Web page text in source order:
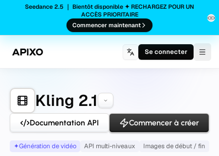
Seedance 2.5 ｜ Bientôt disponible ✦ RECHARGEZ POUR UN
ACCÈS PRIORITAIRE
Commencer maintenant
Se connecter
Kling 2.1
Documentation API Commencer à créer
✦Génération de vidéo API multi-niveaux Images de début / fin